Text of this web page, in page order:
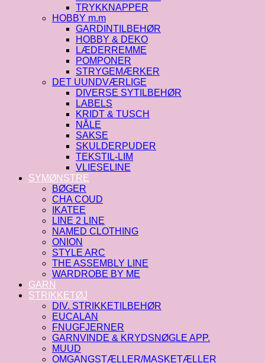
TRYKKNAPPER
HOBBY m.m
GARDINTILBEHØR
HOBBY & DEKO
LÆDERREMME
POMPONER
STRYGEMÆRKER
DET UUNDVÆRLIGE
DIVERSE SYTILBEHØR
LABELS
KRIDT & TUSCH
NÅLE
SAKSE
SKULDERPUDER
TEKSTIL-LIM
VLIESELINE
SYMØNSTRE
BØGER
CHA COUD
IKATEE
LINE 2 LINE
NAMED CLOTHING
ONION
STYLE ARC
THE ASSEMBLY LINE
WARDROBE BY ME
GARN
STRIKKETØJ
DIV. STRIKKETILBEHØR
EUCALAN
FNUGFJERNER
GARNVINDE & KRYDSNØGLE APP.
MUUD
OMGANGSTÆLLER/MASKETÆLLER